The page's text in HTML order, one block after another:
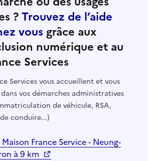
?Trouvez de l’aide
vous grâce aux
numérique et au
Services
Services vous accueillent et vous
vos démarches administratives
de véhicule, RSA,
conduire...)
France Service - Neung-
à 9 km